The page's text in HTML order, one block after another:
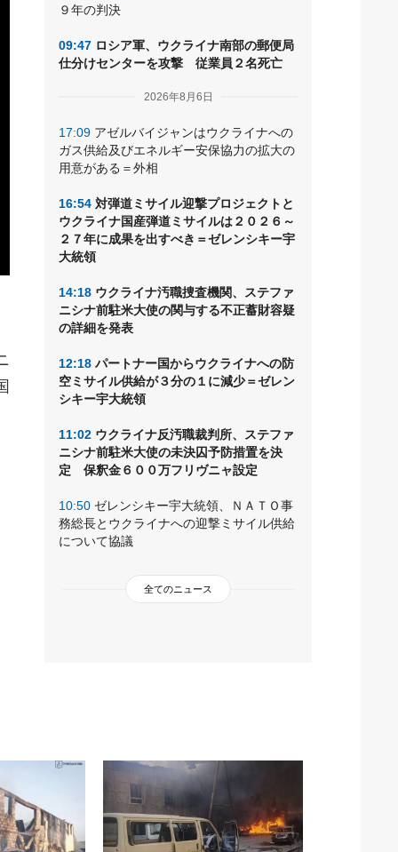
９年の判決
09:47 ロシア軍、ウクライナ南部の郵便局
仕分けセンターを攻撃 従業員２名死亡
2026年8月6日
17:09 アゼルバイジャンはウクライナへの
ガス供給及びエネルギー安保協力の拡大の
用意がある＝外相
16:54 対弾道ミサイル迎撃プロジェクトと
ウクライナ国産弾道ミサイルは２０２６～
２７年に成果を出すべき＝ゼレンシキー宇
大統領
14:18 ウクライナ汚職捜査機関、ステファ
ニシナ前駐米大使の関与する不正蓄財容疑
の詳細を発表
12:18 パートナー国からウクライナへの防
空ミサイル供給が３分の１に減少＝ゼレン
シキー宇大統領
11:02 ウクライナ反汚職裁判所、ステファ
ニシナ前駐米大使の未決囚予防措置を決
定 保釈金６００万フリヴニャ設定
10:50 ゼレンシキー宇大統領、ＮＡＴＯ事
務総長とウクライナへの迎撃ミサイル供給
について協議
全てのニュース